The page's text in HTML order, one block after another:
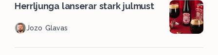
Herrljunga lanserar stark julmust
Jozo Glavas